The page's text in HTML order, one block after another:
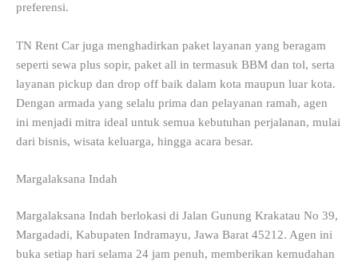
preferensi.
TN Rent Car juga menghadirkan paket layanan yang beragam
seperti sewa plus sopir, paket all in termasuk BBM dan tol, serta
layanan pickup dan drop off baik dalam kota maupun luar kota.
Dengan armada yang selalu prima dan pelayanan ramah, agen
ini menjadi mitra ideal untuk semua kebutuhan perjalanan, mulai
dari bisnis, wisata keluarga, hingga acara besar.
Margalaksana Indah
Margalaksana Indah berlokasi di Jalan Gunung Krakatau No 39,
Margadadi, Kabupaten Indramayu, Jawa Barat 45212. Agen ini
buka setiap hari selama 24 jam penuh, memberikan kemudahan